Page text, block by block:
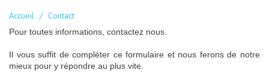
Accueil Contact
Pour toutes informations, contactez nous.
Il vous suffit de compléter ce formulaire et nous ferons de notre
mieux pour y répondre au plus vite.